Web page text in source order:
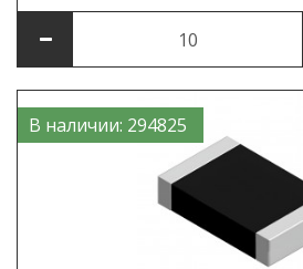
В наличии: 294825